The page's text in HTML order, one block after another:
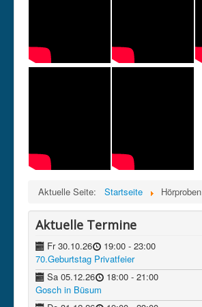
Impressum
Aktuelle Seite: Startseite Hörproben
Aktuelle Termine
Fr 30.10.26 19:00 - 23:00
70.Geburtstag Privatfeier
Sa 05.12.26
18:00 - 21:00
Gosch in Büsum